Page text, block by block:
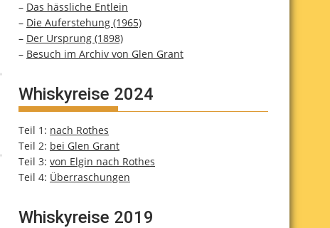
– Das hässliche Entlein
– Die Auferstehung (1965)
– Der Ursprung (1898)
– Besuch im Archiv von Glen Grant
Whiskyreise 2024
Teil 1: nach Rothes
Teil 2: bei Glen Grant
Teil 3: von Elgin nach Rothes
Teil 4: Überraschungen
Whiskyreise 2019